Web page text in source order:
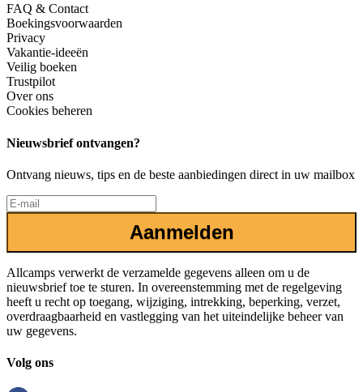
FAQ & Contact
Boekingsvoorwaarden
Privacy
Vakantie-ideeën
Veilig boeken
Trustpilot
Over ons
Cookies beheren
Nieuwsbrief ontvangen?
Ontvang nieuws, tips en de beste aanbiedingen direct in uw mailbox
Aanmelden
Allcamps verwerkt de verzamelde gegevens alleen om u de
nieuwsbrief toe te sturen. In overeenstemming met de regelgeving
heeft u recht op toegang, wijziging, intrekking, beperking, verzet,
overdraagbaarheid en vastlegging van het uiteindelijke beheer van
uw gegevens.
Volg ons